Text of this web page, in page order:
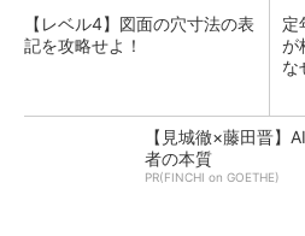
【レベル4】図面の穴寸法の表
記を攻略せよ！
定
が
な
【見城徹×藤田晋】
者の本質
PR(FINCHI on GOETHE)